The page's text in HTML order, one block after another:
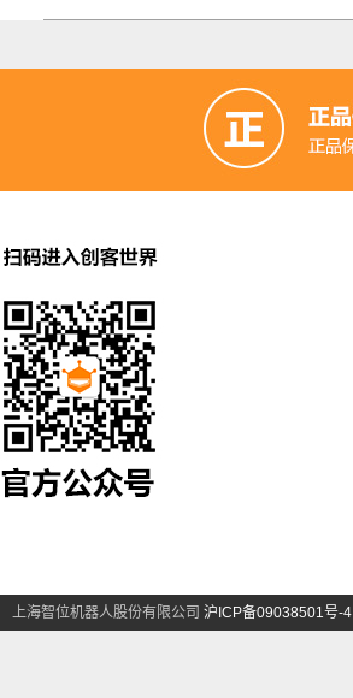
上海智位机器人股份有限公司 沪ICP备09038501号-4